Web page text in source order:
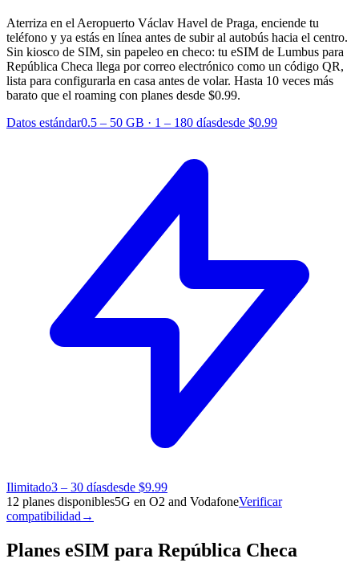
Aterriza en el Aeropuerto Václav Havel de Praga, enciende tu
teléfono y ya estás en línea antes de subir al autobús hacia el centro.
Sin kiosco de SIM, sin papeleo en checo: tu eSIM de Lumbus para
República Checa llega por correo electrónico como un código QR,
lista para configurarla en casa antes de volar. Hasta 10 veces más
barato que el roaming con planes desde $0.99.
Datos estándar0.5 – 50 GB · 1 – 180 díasdesde $0.99
Ilimitado3 – 30 díasdesde $9.99
12 planes disponibles5G en O2 and VodafoneVerificar
compatibilidad →
Planes eSIM para República Checa